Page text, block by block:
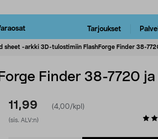
Tarjoukset
sheet -arkki 3D-tulostimiin FlashForge Finder 38-
Finder 38-7720
11,99 (4,00/kpl)
(sis. ALV:n)